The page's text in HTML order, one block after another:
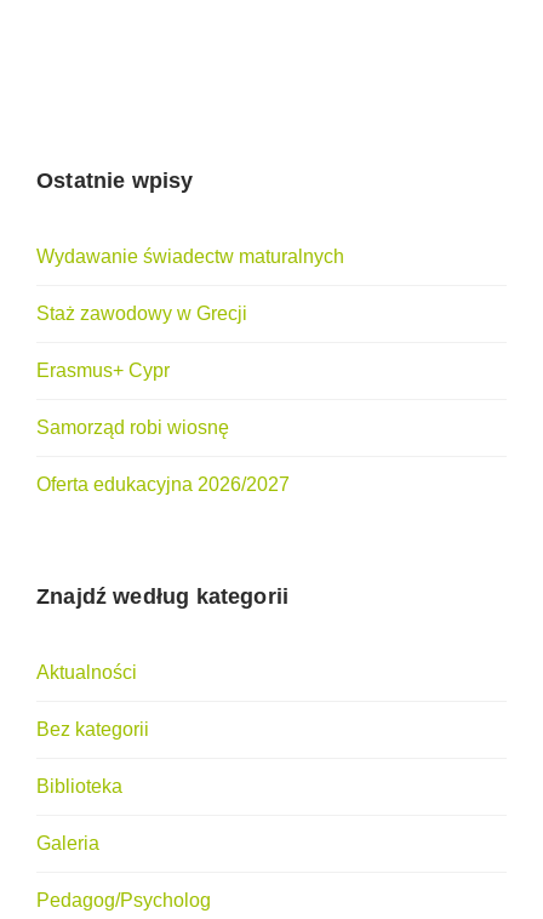
Ostatnie wpisy
Wydawanie świadectw maturalnych
Staż zawodowy w Grecji
Erasmus+ Cypr
Samorząd robi wiosnę
Oferta edukacyjna 2026/2027
Znajdź według kategorii
Aktualności
Bez kategorii
Biblioteka
Galeria
Pedagog/Psycholog